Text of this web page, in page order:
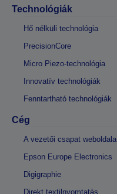
Technológiák
Hő nélküli technológia
PrecisionCore
Micro Piezo-technológia
Innovatív technológiák
Fenntartható technológiák
Cég
A vezetői csapat weboldala
Epson Europe Electronics
Digigraphie
Direkt textilnyomtatás